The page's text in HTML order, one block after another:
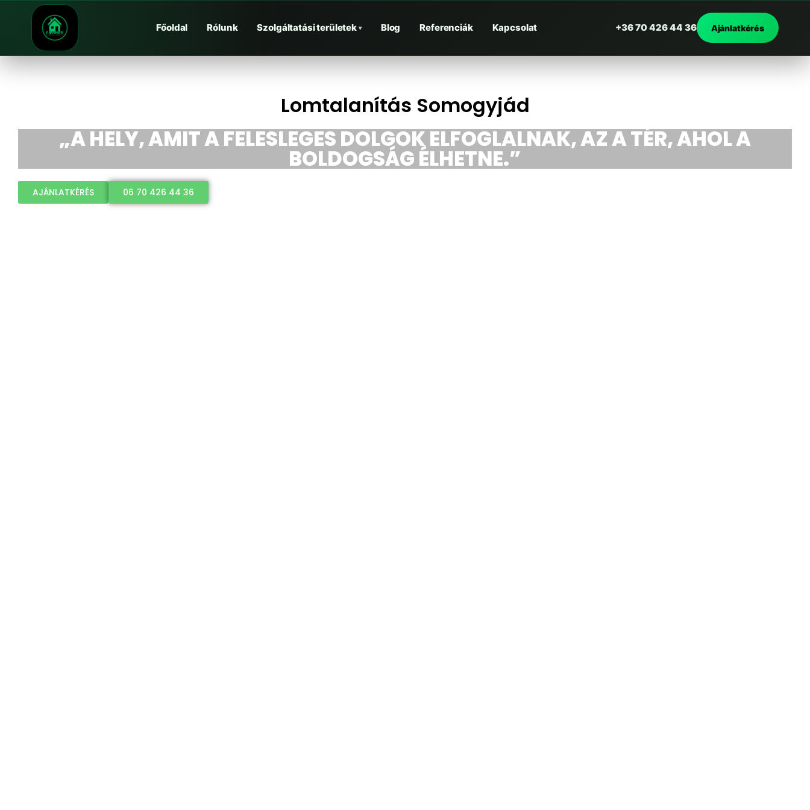
Főoldal Rólunk Szolgáltatási területek ▾ Blog Referenciák Kapcsolat +36 70 426 44 36 Ajánlatkérés
Lomtalanítás Somogyjád
„A HELY, AMIT A FELESLEGES DOLGOK ELFOGLALNAK, AZ A TÉR, AHOL A
BOLDOGSÁG ÉLHETNE.”
AJÁNLATKÉRÉS 06 70 426 44 36